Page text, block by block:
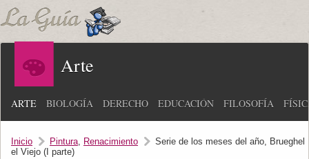
Arte
ARTE BIOLOGÍA DERECHO EDUCACIÓN FILOSOFÍA
Inicio Pintura, Renacimiento
Serie de los meses del año, Brueghel
el Viejo (I parte)